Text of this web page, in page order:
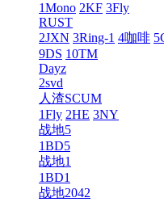
1Mono 2KF 3Fly
RUST
2JXN 3Ring-1 4咖啡
9DS 10TM
Dayz
2svd
人渣SCUM
1Fly 2HE 3NY
战地5
1BD5
战地1
1BD1
战地2042